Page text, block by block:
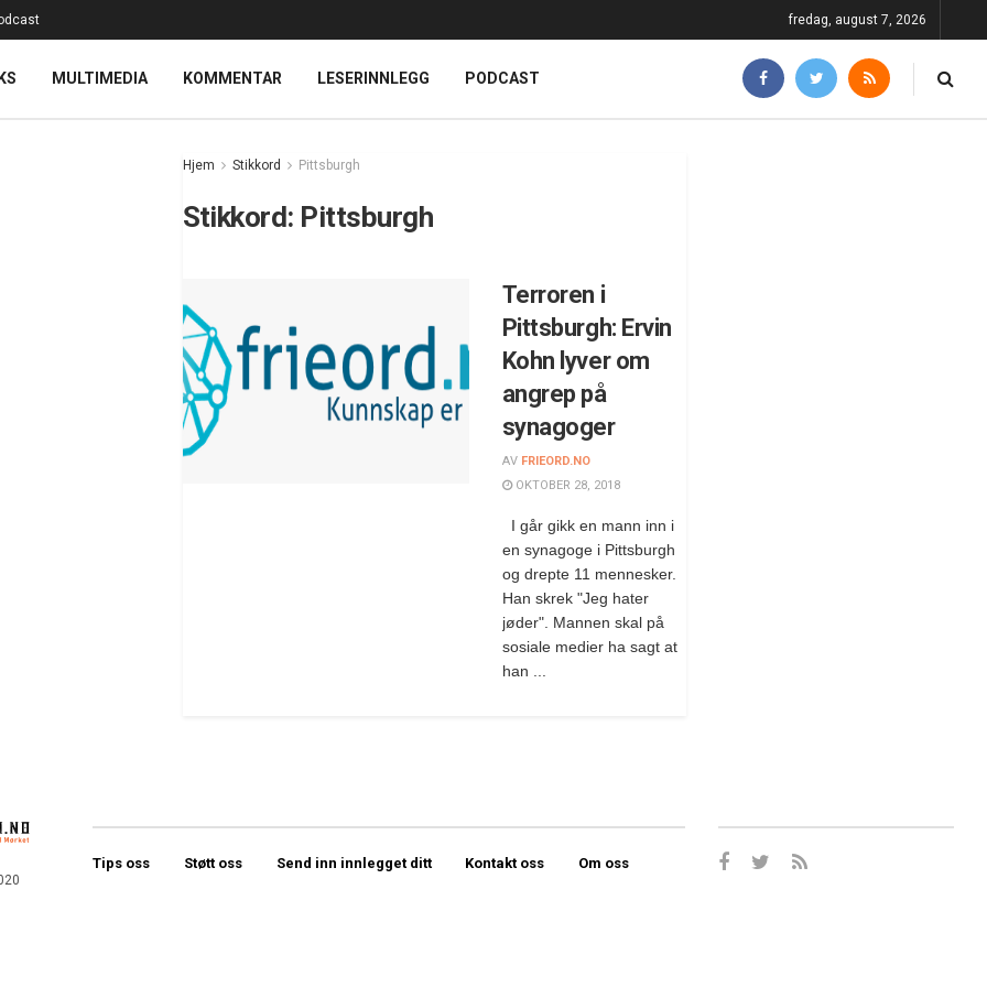
fredag, august 7, 2026
MULTIMEDIA KOMMENTAR LESERINNLEGG PODCAST
Hjem Stikkord Pittsburgh
Stikkord: Pittsburgh
Terroren i
Pittsburgh: Ervin
Kohn lyver om
angrep på
synagoger
AV FRIEORD.NO
OKTOBER 28, 2018
I går gikk en mann inn i
en synagoge i Pittsburgh
og drepte 11 mennesker.
Han skrek "Jeg hater
jøder". Mannen skal på
sosiale medier ha sagt at
han ...
Tips oss Støtt oss Send inn innlegget ditt Kontakt oss Om oss